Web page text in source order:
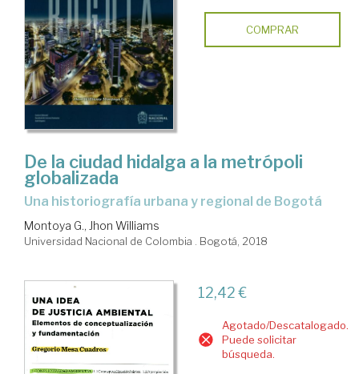
COMPRAR
De la ciudad hidalga a la metrópoli
globalizada
una historiografía urbana y regional de Bogotá
Montoya G., Jhon Williams
Universidad Nacional de Colombia . Bogotá, 2018
12,42 €
Agotado/Descatalogado.
Puede solicitar
búsqueda.